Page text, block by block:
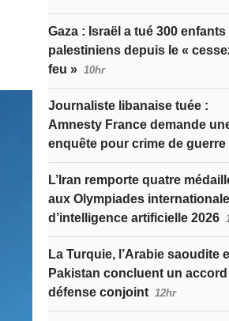
Gaza : Israël a tué 300 enfants
palestiniens depuis le «
feu » 10hr
Journaliste libanaise tuée :
Amnesty France demande
enquête pour crime de guerre
L’Iran remporte quatre
aux Olympiades
d’intelligence artificielle 2026
La Turquie, l’Arabie saoudite
Pakistan concluent un
défense conjoint 12hr